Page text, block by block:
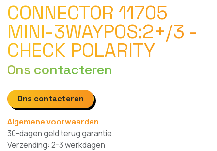
CONNECTOR 11705
MINI-3WAYPOS:2+/3 -
CHECK POLARITY
Ons contacteren
Ons contacteren
Algemene voorwaarden
30-dagen geld terug garantie
Verzending: 2-3 werkdagen